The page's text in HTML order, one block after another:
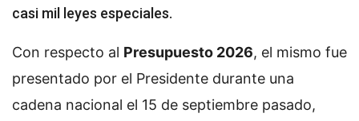
casi mil leyes especiales.
Con respecto al Presupuesto 2026, el mismo fue
presentado por el Presidente durante una
cadena nacional el 15 de septiembre pasado,